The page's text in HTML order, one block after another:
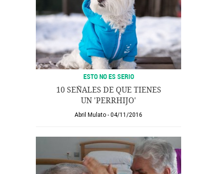
ESTO NO ES SERIO
10 SEÑALES DE QUE TIENES
UN 'PERRHIJO'
Abril Mulato 04/11/2016